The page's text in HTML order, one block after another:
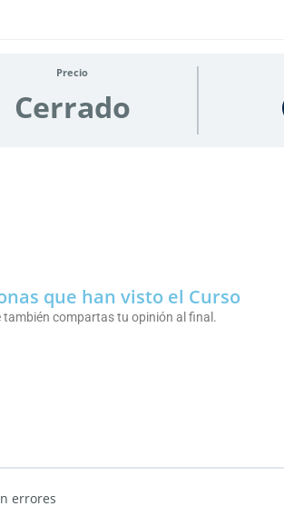
Precio
Cerrado
que han visto el Curso
también compartas tu opinión al final.
errores